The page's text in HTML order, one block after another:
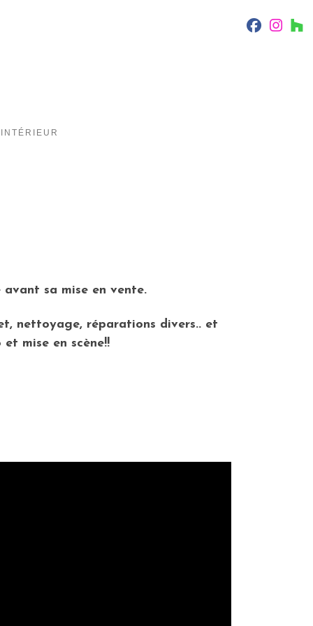
fab fa-
fab
sa mise en vente.
nettoyage, réparations divers.. et
mise en scène!!